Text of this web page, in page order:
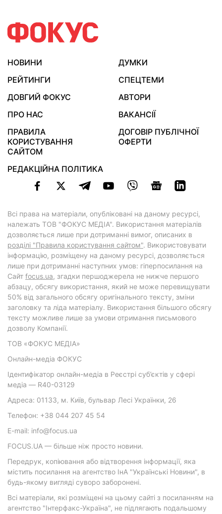
НОВИНИ
ДУМКИ
РЕЙТИНГИ
СПЕЦТЕМИ
ДОВГИЙ ФОКУС
АВТОРИ
ПРО НАС
ВАКАНСІЇ
ПРАВИЛА
КОРИСТУВАННЯ
САЙТОМ
ДОГОВІР ПУБЛІЧНОЇ
ОФЕРТИ
РЕДАКЦІЙНА ПОЛІТИКА
Всі права на матеріали, опубліковані на даному ресурсі,
належать ТОВ "ФОКУС МЕДІА". Використання матеріалів
дозволяється лише при дотриманні вимог, описаних в
розділі "Правила користування сайтом". Використовувати
інформацію, розміщену на даному ресурсі, дозволяється
лише при дотриманні наступних умов: гіперпосилання на
Cайт focus.ua, згадки першоджерела не нижче першого
абзацу, обсягу використання, який не може перевищувати
50% від загального обсягу оригінального тексту, зміни
заголовку та ліда матеріалу. Використання більшого обсягу
тексту можливе лише за умови отримання письмового
дозволу Компанії.
ТОВ «ФОКУС МЕДІА»
Онлайн-медіа ФОКУС
Ідентифікатор онлайн-медіа в Реєстрі суб’єктів у сфері
медіа — R40-03129
Адреса: 01133, м. Київ, бульвар Лесі Українки, 26
Телефон: +38 044 207 45 54
E-mail: info@focus.ua
FOCUS.UA — більше ніж просто новини.
Передрук, копіювання або відтворення інформації, яка
містить посилання на агентство ІнА "Українські Новини", в
будь-якому вигляді суворо заборонені.
Всі матеріали, які розміщені на цьому сайті з посиланням на
агентство "Інтерфакс-Україна", не підлягають подальшому